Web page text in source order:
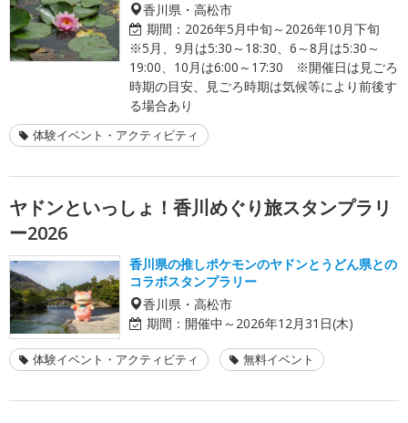
香川県・高松市
期間： 2026年5月中旬～2026年10月下旬
※5月、9月は5:30～18:30、6～8月は5:30～
19:00、10月は6:00～17:30 ※開催日は見ごろ
時期の目安、見ごろ時期は気候等により前後す
る場合あり
体験イベント・アクティビティ
ヤドンといっしょ！香川めぐり旅スタンプラリ
ー2026
香川県の推しポケモンのヤドンとうどん県との
コラボスタンプラリー
香川県・高松市
期間： 開催中～2026年12月31日(木)
体験イベント・アクティビティ 無料イベント